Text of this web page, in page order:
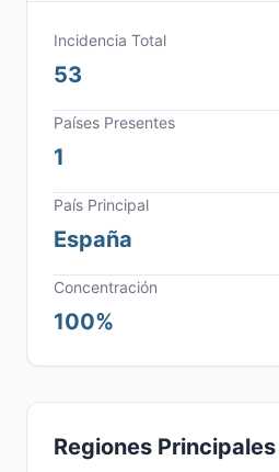
Incidencia Total
53
Países Presentes
1
País Principal
España
Concentración
100%
Regiones Principales